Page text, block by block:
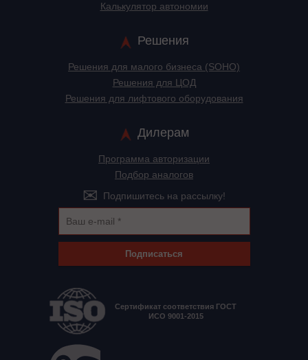
Калькулятор автономии
Решения
Решения для малого бизнеса (SOHO)
Решения для ЦОД
Решения для лифтового оборудования
Дилерам
Программа авторизации
Подбор аналогов
Подпишитесь на рассылку!
Подписаться
Сертификат соответствия ГОСТ
ИСО 9001-2015